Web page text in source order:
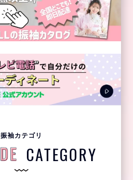
振袖カテゴリ
CATEGORY